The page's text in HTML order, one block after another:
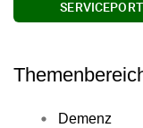
Demenz